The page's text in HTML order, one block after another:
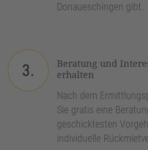
Donaueschingen gibt.
3.
Beratung und
erhalten
Nach dem
Sie gratis eine
geschicktesten
individuelle